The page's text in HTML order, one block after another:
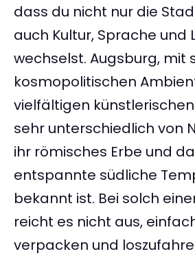
dass du nicht nur die
auch Kultur, Sprache und
wechselst. Augsburg, mit
kosmopolitischen
vielfältigen künstlerischen
sehr unterschiedlich von
ihr römisches Erbe und
entspannte südliche
bekannt ist. Bei solch
reicht es nicht aus,
verpacken und